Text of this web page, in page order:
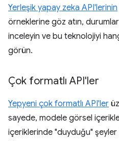
Yerleşik yapay zeka API'lerinin
örneklerine göz atın,
inceleyin ve bu teknolojiyi
görün.
Çok formatlı API'ler
Yepyeni çok formatlı API'ler
sayede, modele görsel
içeriklerinde "duyduğu"